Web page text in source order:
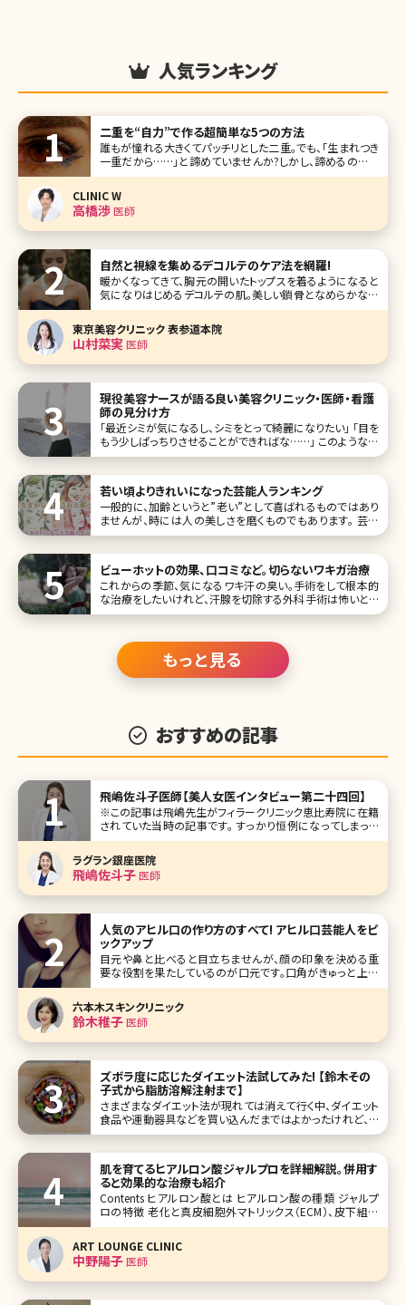
人気ランキング
二重を“自力”で作る超簡単な5つの方法
誰もが憧れる大きくてパッチリとした二重。でも、「生まれつき
一重だから……」と諦めていませんか?しかし、諦めるのはま
だ早いですよ。女性の方ならご存知かと思いますが、自力で
て定着しており、巨大掲示板をはじめ、ツイッターを代表とす
るSNSでも人気の
CLINIC W
高橋渉医師
自然と視線を集めるデコルテのケア法を網羅!
暖かくなってきて、胸元の開いたトップスを着るようになると
気になりはじめるデコルテの肌。美しい鎖骨となめらかな白
い肌は女性らしさの象徴でもあり、意外と男性の目がいくポ
イントでもあります。ここで本格的な夏が始まる前にデコルテ
のケア方法について考えてみましょう。 【監修医師からのワン
ポイント
東京美容クリニック 表参道本院
山村菜実医師
現役美容ナースが語る良い美容クリニック・医師・看護
師の見分け方
「最近シミが気になるし、シミをとって綺麗になりたい」 「目を
もう少しぱっちりさせることができればな……」 このような美
容に関するお悩みを持った時、「少しでも良くなれば……」と
若い頃よりきれいになった芸能人ランキング
一般的に、加齢というと”老い”として喜ばれるものではあり
ませんが、時には人の美しさを磨くものでもあります。 芸能
界には、長らく活動されている方もいるので、そんな加齢によ
グTOP10にし
ビューホットの効果、口コミなど。切らないワキガ治療
これからの季節、気になるワキ汗の臭い。手術をして根本的
な治療をしたいけれど、汗腺を切除する外科手術は怖いとい
う方も多いですよね。とはいえ、切らないワキガ手術は効果が
が少なく
もっと見る
おすすめの記事
飛嶋佐斗子医師【美人女医インタビュー第二十四回】
※この記事は飛嶋先生がフィラークリニック恵比寿院に在籍
されていた当時の記事です。 すっかり恒例になってしまった
美人女医インタビュー、今回は東京・恵比寿にあるフィラーク
リニック恵比寿院院長の飛嶋佐斗子先生です。女医の魁（さ
きがけ）とも言える飛島先生は、目元の二重術を始め、輪郭
の骨切り、フェイスリフト
ラグラン銀座医院
飛嶋佐斗子医師
人気のアヒル口の作り方のすべて! アヒル口芸能人をピ
ックアップ
目元や鼻と比べると目立ちませんが、顔の印象を決める重
要な役割を果たしているのが口元です。口角がきゅっと上が
って、可愛らしく見えるアヒル口は男性からも女性からも人気
があります。このアヒル口、実はヒアルロン酸注射で簡単につ
くることができるということをご存知でしょうか。ここではかわ
いい!と人気の理想のアヒ
六本木スキンクリニック
鈴木稚子医師
ズボラ度に応じたダイエット法試してみた! 【鈴木その
子式から脂肪溶解注射まで】
さまざまなダイエット法が現れては消えて行く中、ダイエット
食品や運動器具などを買い込んだまではよかったけれど、ど
れも長続きしなかった……。あなたももしかすると、その中の
に経験したダイエット法をご紹介します。これらのダイエット
法それぞれ
肌を育てるヒアルロン酸ジャルプロを詳細解説。併用す
ると効果的な治療も紹介
Contents ヒアルロン酸とは ヒアルロン酸の種類 ジャルプ
ロの特徴 老化と真皮細胞外マトリックス（ECM）、皮下組織
のリガメントのお話 ジャルプロに似ている施術、組み合わせ
めとしたECM製剤で真皮を日頃からケアして
ART LOUNGE CLINIC
中野陽子医師